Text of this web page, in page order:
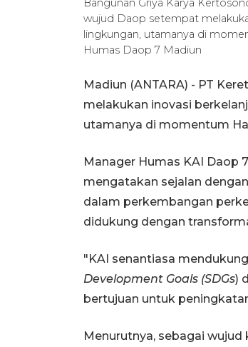
Bangunan Griya Karya
wujud Daop setempat
lingkungan, utamanya di
Humas Daop 7 Madiun
Madiun (ANTARA) - PT
melakukan inovasi
utamanya di momentum
Manager Humas KAI Daop
mengatakan sejalan
dalam perkembangan
didukung dengan
"KAI senantiasa
Development Goals (SDGs)
bertujuan untuk
Menurutnya, sebagai